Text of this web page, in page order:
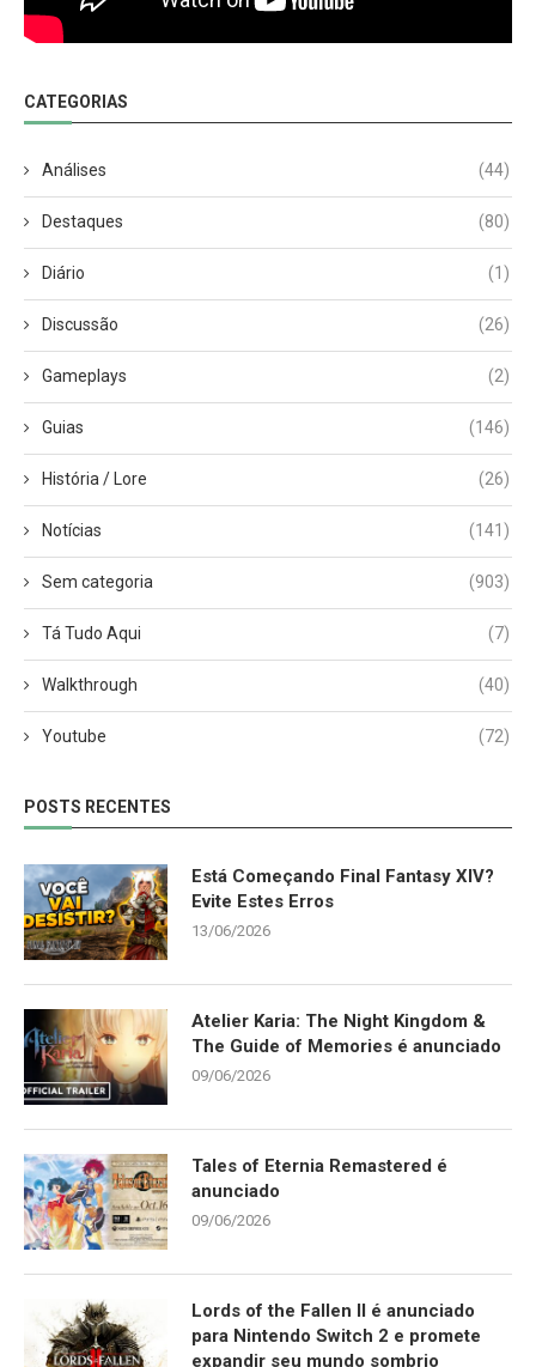
CATEGORIAS
Análises (44)
Destaques (80)
Diário (1)
Discussão (26)
Gameplays (2)
Guias (146)
História / Lore (26)
Notícias (141)
Sem categoria (903)
Tá Tudo Aqui (7)
Walkthrough (40)
Youtube (72)
POSTS RECENTES
Está Começando Final Fantasy XIV?
Evite Estes Erros
13/06/2026
Atelier Karia: The Night Kingdom &
The Guide of Memories é anunciado
09/06/2026
Tales of Eternia Remastered é
anunciado
09/06/2026
Lords of the Fallen II é anunciado
para Nintendo Switch 2 e promete
expandir seu mundo sombrio